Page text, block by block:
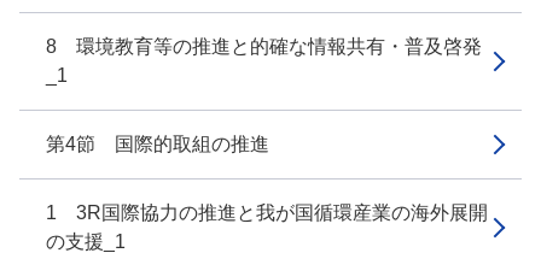
8 環境教育等の推進と的確な情報共有・普及啓発
_1
第4節 国際的取組の推進
1 3R国際協力の推進と我が国循環産業の海外展開
の支援_1